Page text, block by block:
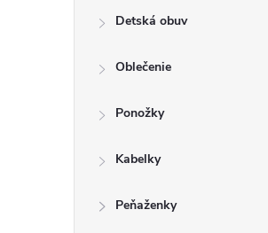
Detská obuv
Oblečenie
Ponožky
Kabelky
Peňaženky